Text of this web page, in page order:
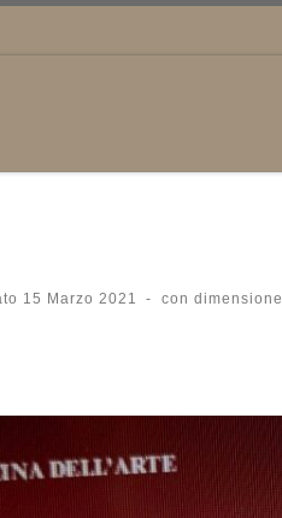
15 Marzo 2021 - con dimensione